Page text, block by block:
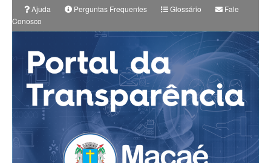
Ajuda Perguntas Frequentes Glossário
Fale
Conosco